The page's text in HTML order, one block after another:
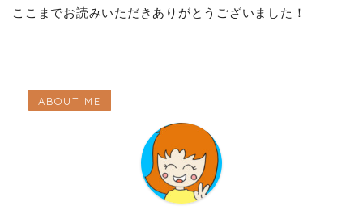
ここまでお読みいただきありがとうございました！
ABOUT ME